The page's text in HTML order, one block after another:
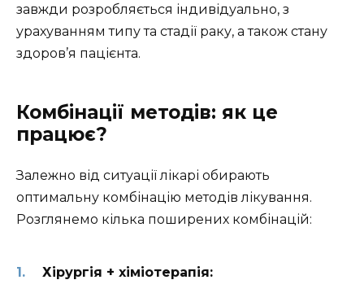
завжди розробляється індивідуально, з
урахуванням типу та стадії раку, а також стану
здоров’я пацієнта.
Комбінації методів: як це
працює?
Залежно від ситуації лікарі обирають
оптимальну комбінацію методів лікування.
Розглянемо кілька поширених комбінацій:
Хірургія + хіміотерапія: